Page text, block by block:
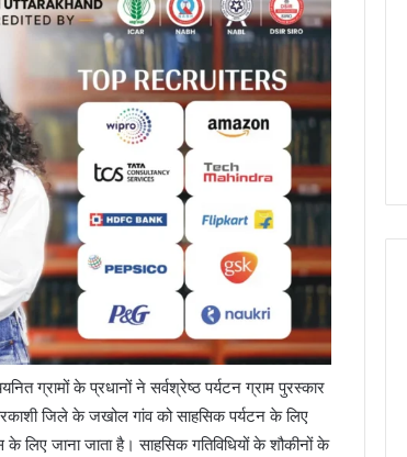
ग्रामों के प्रधानों ने सर्वश्रेष्ठ पर्यटन ग्राम पुरस्कार
जिले के जखोल गांव को साहसिक पर्यटन के लिए
जाना जाता है। साहसिक गतिविधियों के शौकीनों के